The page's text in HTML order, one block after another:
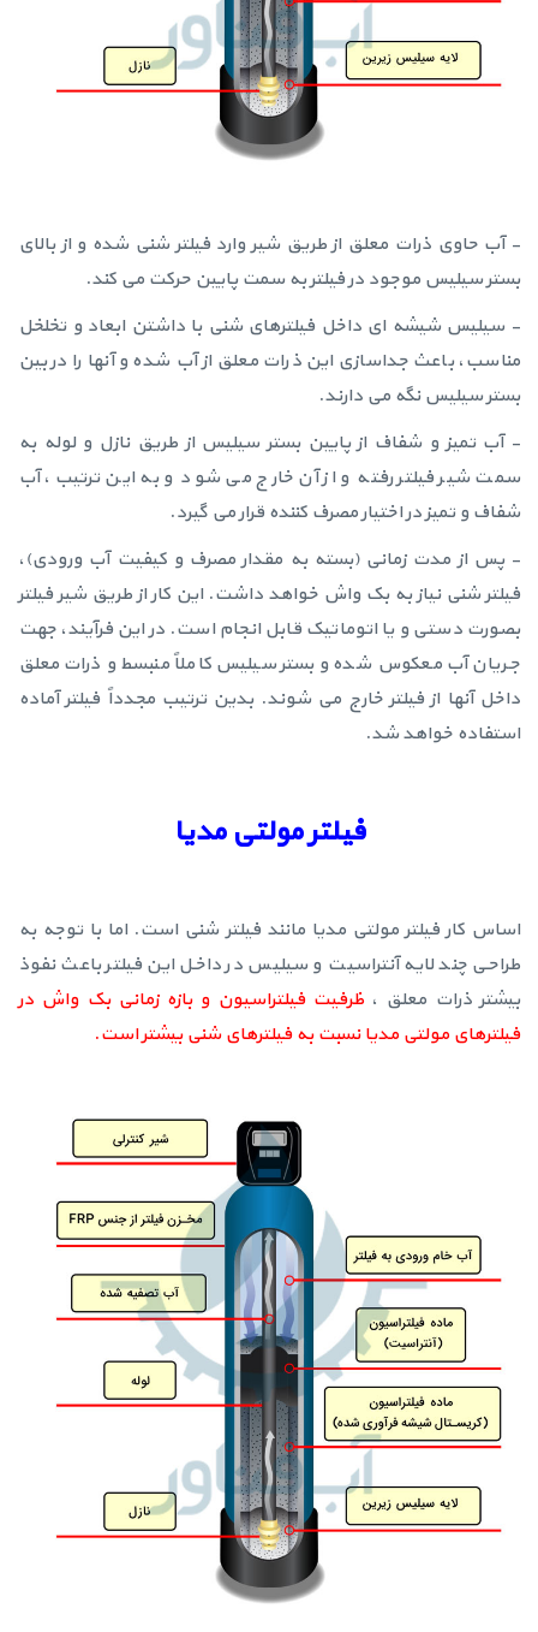
- آب حاوی ذرات معلق از طریق شیر وارد فیلتر شنی شده و از بالای
بستر سیلیس موجود در فیلتر به سمت پایین حرکت می کند.
- سیلیس شیشه ای داخل فیلترهای شنی با داشتن ابعاد و تخلخل
مناسب، باعث جداسازی این ذرات معلق از آب شده و آنها را در بین
بستر سیلیس نگه می دارند.
- آب تمیز و شفاف از پایین بستر سیلیس از طریق نازل و لوله به
سمت شیر فیلتر رفته و از آن خارج می شود و به این ترتیب، آب
شفاف و تمیز در اختیار مصرف کننده قرار می گیرد.
- پس از مدت زمانی (بسته به مقدار مصرف و کیفیت آب ورودی)،
فیلتر شنی نیاز به بک واش خواهد داشت. این کار از طریق شیر فیلتر
بصورت دستی و یا اتوماتیک قابل انجام است. در این فرآیند، جهت
جریان آب معکوس شده و بستر سیلیس کاملاً منبسط و ذرات معلق
داخل آنها از فیلتر خارج می شوند. بدین ترتیب مجدداً فیلتر آماده
استفاده خواهد شد.
فیلتر مولتی مدیا
اساس کار فیلتر مولتی مدیا مانند فیلتر شنی است. اما با توجه به
طراحی چند لایه آنتراسیت و سیلیس در داخل این فیلتر باعث نفوذ
بیشتر ذرات معلق ،ظرفیت فیلتراسیون و بازه زمانی بک واش در
فیلترهای مولتی مدیا نسبت به فیلترهای شنی بیشتر است.